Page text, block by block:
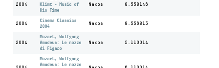
2004
Klimt - Music of
His Time
Naxos 8.558146
2004
Cinema Classics
2004
Naxos 8.556813
2004
Mozart, Wolfgang
Amadeus: Le nozze
di Figaro
Naxos 5.110014
Mozart, Wolfgang
Amadeus: Le nozze